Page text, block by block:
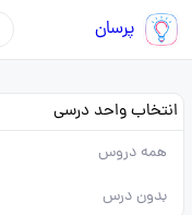
پرسان
انتخاب واحد درسی
همه دروس
بدون درس